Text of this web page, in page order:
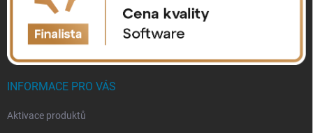
INFORMACE PRO VÁS
Aktivace produktů